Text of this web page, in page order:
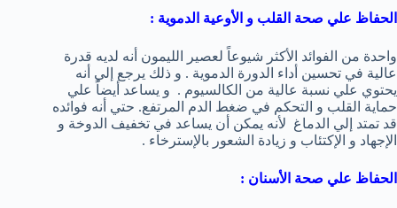
الحفاظ علي صحة القلب و الأوعية الدموية :
واحدة من الفوائد الأكثر شيوعاً لعصير الليمون أنه لديه قدرة
عالية في تحسين أداء الدورة الدموية . و ذلك يرجع إلي أنه
يحتوي علي نسبة عالية من الكالسيوم . و يساعد أيضاً علي
حماية القلب و التحكم في ضغط الدم المرتفع. حتي أنه فوائده
قد تمتد إلي الدماغ لأنه يمكن أن يساعد في تخفيف الدوخة و
الإجهاد و الإكتئاب و زيادة الشعور بالإسترخاء .
الحفاظ علي صحة الأسنان :